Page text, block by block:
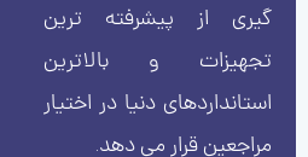
گیری از پیشرفته ترین
تجهیزات و بالاترین
استانداردهای دنیا در اختیار
مراجعین قرار می دهد.